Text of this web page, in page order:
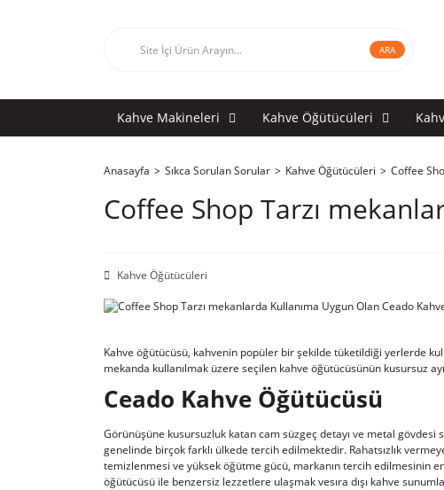
ARA
Kahve Makineleri Kahve Öğütücüleri
Anasayfa Sıkca Sorulan Sorular Kahve Öğütücüleri Coffee
Coffee Shop Tarzı
Kahve Öğütücüleri
Kahve öğütücüsü, kahvenin popüler bir şekilde tüketildiği yerlerde
mekanda kullanılmak üzere seçilen kahve öğütücüsünün kusursuz
Ceado Kahve Öğütücüsü
Görünüşüne kusursuzluk katan cam süzgeç detayı ve metal
genelinde birçok farklı ülkede tercih edilmektedir. Rahatsızlık
temizlenmesi ve yüksek öğütme gücü, markanın tercih edilmesinin
öğütücüsü ile benzersiz lezzetlere ulaşmak vesıra dışı kahve